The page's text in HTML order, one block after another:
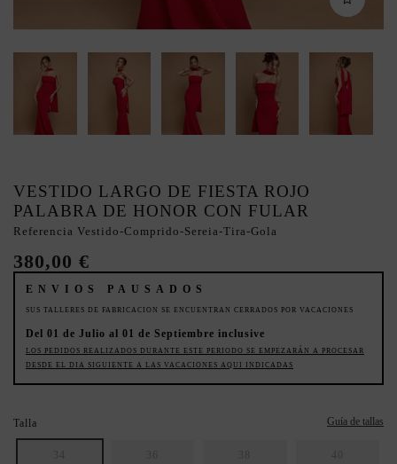
VESTIDO LARGO DE FIESTA ROJO
PALABRA DE HONOR CON FULAR
Referencia Vestido-Comprido-Sereia-Tira-Gola
380,00 €
ENVIOS PAUSADOS
SUS TALLERES DE FABRICACION SE ENCUENTRAN CERRADOS POR VACACIONES
Del 01 de Julio al 01 de Septiembre inclusive
LOS PEDIDOS REALIZADOS DURANTE ESTE PERIODO SE EMPEZARÁN A PROCESAR
DESDE EL DIA SIGUIENTE A LAS VACACIONES AQUI INDICADAS
Talla Guía de tallas